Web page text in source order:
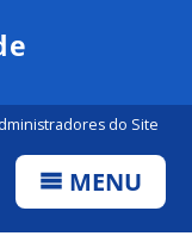
do Site
MENU